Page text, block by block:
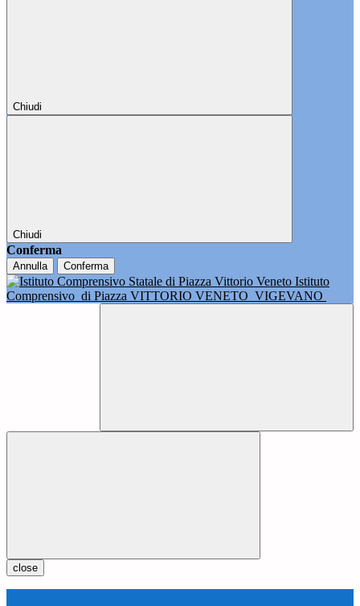
Chiudi
Chiudi
Conferma
Annulla Conferma
Istituto
Comprensivo di Piazza VITTORIO VENETO VIGEVANO
close